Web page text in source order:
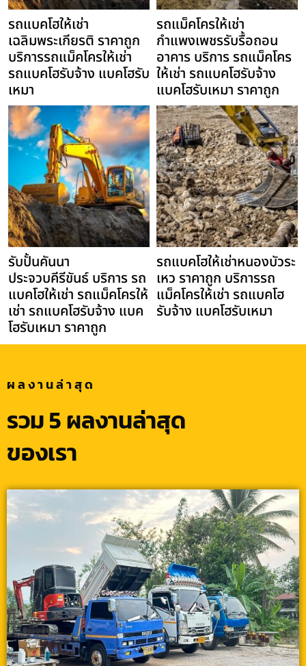
รถแบคโฮให้เช่า
เฉลิมพระเกียรติ ราคาถูก
บริการรถแม็คโครให้เช่า
รถแบคโฮรับจ้าง แบคโฮรับ
เหมา
รถแม็คโครให้เช่า
กำแพงเพชรรับรื้อถอน
อาคาร บริการ รถแม็คโคร
ให้เช่า รถแบคโฮรับจ้าง
แบคโฮรับเหมา ราคาถูก
รับปั้นคันนา
ประจวบคีรีขันธ์ บริการ รถ
แบคโฮให้เช่า รถแม็คโครให้
เช่า รถแบคโฮรับจ้าง แบค
โฮรับเหมา ราคาถูก
รถแบคโฮให้เช่าหนองบัวระ
เหว ราคาถูก บริการรถ
แม็คโครให้เช่า รถแบคโฮ
รับจ้าง แบคโฮรับเหมา
ผลงานล่าสุด
รวม 5 ผลงานล่าสุด
ของเรา